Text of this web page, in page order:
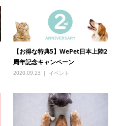
【お得な特典5】WePet日本上陸2
周年記念キャンペーン
2020.09.23 イベント